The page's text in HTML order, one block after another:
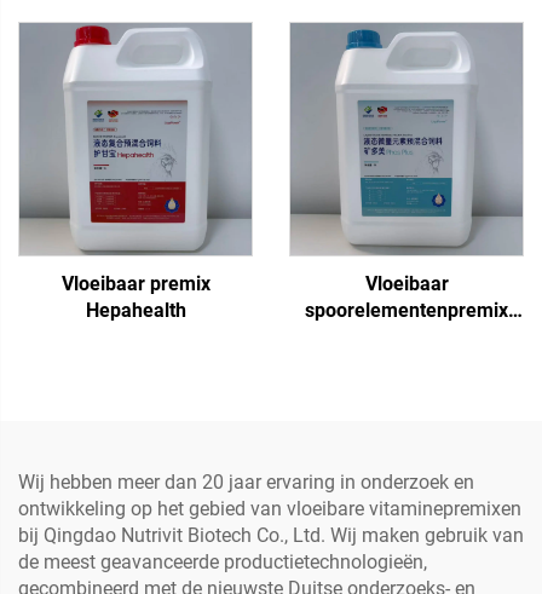
Vloeibaar premix
Hepahealth
Vloeibaar
spoorelementenpremix
Wij hebben meer dan 20 jaar ervaring in onderzoek en
ontwikkeling op het gebied van vloeibare vitaminepremixen
bij Qingdao Nutrivit Biotech Co., Ltd. Wij maken gebruik van
de meest geavanceerde productietechnologieën,
gecombineerd met de nieuwste Duitse onderzoeks- en